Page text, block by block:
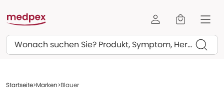
Suchen
Startseite Marken Blauer